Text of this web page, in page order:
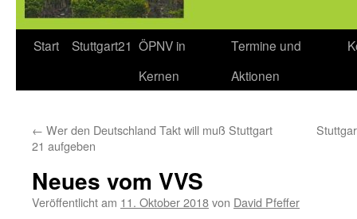
Start Stuttgart21 ÖPNV in
Kernen
Termine und
Aktionen
← Wer den Deutschland Takt will muß Stuttgart
21 aufgeben
Neues vom VVS
Veröffentlicht am 11. Oktober 2018von David Pfeffer